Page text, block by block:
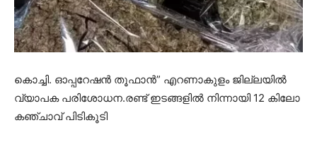
കൊച്ചി. ഓപ്പറേഷൻ തൂഫാൻ” എറണാകുളം ജില്ലയിൽ
വ്യാപക പരിശോധന.രണ്ട് ഇടങ്ങളിൽ നിന്നായി 12 കിലോ
കഞ്ചാവ് പിടികൂടി